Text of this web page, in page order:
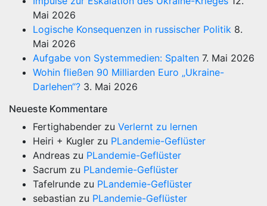
Mai 2026
Logische Konsequenzen in russischer Politik 8.
Mai 2026
Aufgabe von Systemmedien: Spalten 7. Mai 2026
Wohin fließen 90 Milliarden Euro „Ukraine-
Darlehen“? 3. Mai 2026
Neueste Kommentare
Fertighabender zu Verlernt zu lernen
Heiri + Kugler zu PLandemie-Geflüster
Andreas zu PLandemie-Geflüster
Sacrum zu PLandemie-Geflüster
Tafelrunde zu PLandemie-Geflüster
sebastian zu PLandemie-Geflüster